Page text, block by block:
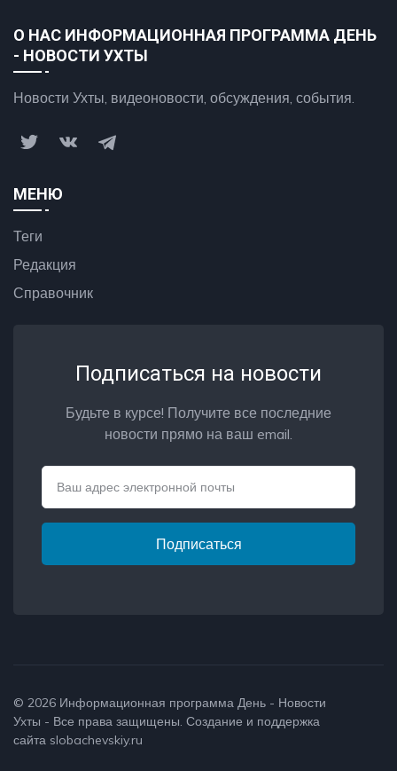
О НАС ИНФОРМАЦИОННАЯ ПРОГРАММА ДЕНЬ
- НОВОСТИ УХТЫ
Новости Ухты, видеоновости, обсуждения, события.
МЕНЮ
Теги
Редакция
Справочник
Подписаться на новости
Будьте в курсе! Получите все последние
новости прямо на ваш email.
Подписаться
© 2026 Информационная программа День - Новости
Ухты - Все права защищены. Создание и поддержка
сайта slobachevskiy.ru